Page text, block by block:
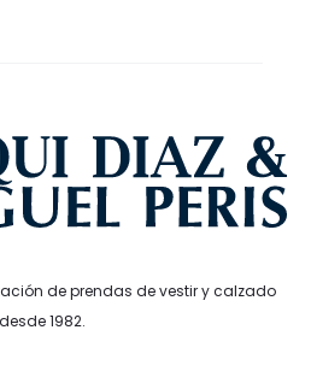
de prendas de vestir y calzado
1982.